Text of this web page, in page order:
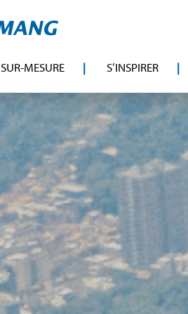
SUR-MESURE S’INSPIRER